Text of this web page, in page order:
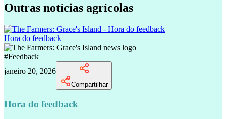
Outras notícias agrícolas
Hora do feedback
#Feedback
janeiro 20, 2026
Compartilhar
Hora do feedback